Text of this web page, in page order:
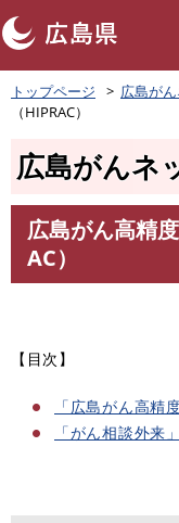
ペ
ートップページ 広島が
（HIPRAC）
広島がんネ
広島がん高精
AC）
【目次】
「広島がん高精
「がん相談外来